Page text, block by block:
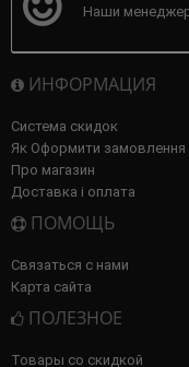
Наши
ИНФОРМАЦИЯ
Система скидок
Як Оформити замовлення
Про магазин
Доставка і оплата
ПОМОЩЬ
Связаться с нами
Карта сайта
ПОЛЕЗНОЕ
Товары со скидкой